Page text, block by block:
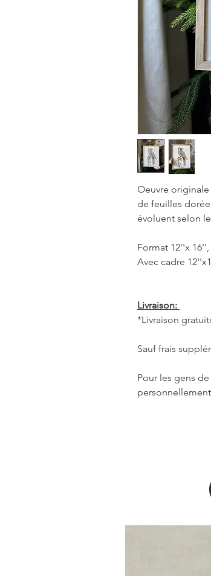
Oeuvre
de feuilles
évoluent selon
Format 12''x
Avec cadre
Livraison:
*Livraison
Sauf frais
Pour les gens de